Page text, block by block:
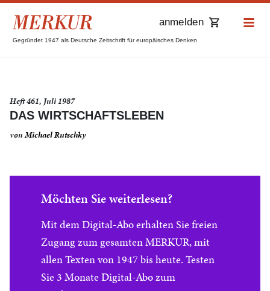
Gegründet 1947 als Deutsche Zeitschrift für europäisches Denken
anmelden
Heft 461, Juli 1987
DAS WIRTSCHAFTSLEBEN
vonMichael Rutschky
Möchten Sie weiterlesen?
Mit dem Digital-Abo erhalten Sie freien
Zugang zum gesamten MERKUR, mit
allen Texten von 1947 bis heute. Testen
Sie 3 Monate Digital-Abo zum